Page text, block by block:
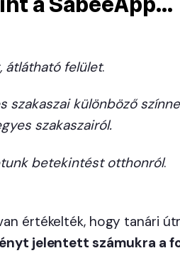
átlátható felület.
szakaszai különböző
szakaszairól.
betekintést otthonról.
értékelték, hogy tanári
jelentett számukra a